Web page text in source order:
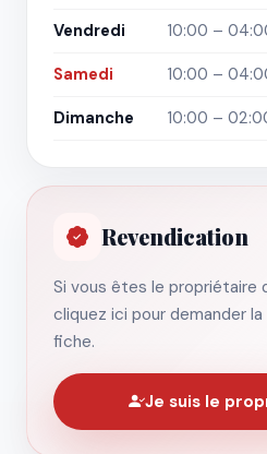
Vendredi
10:00 –
Samedi
10:00 –
Dimanche
10:00 –
Revendication
Si vous êtes le propriétaire
cliquez ici pour demander
fiche.
Je suis le